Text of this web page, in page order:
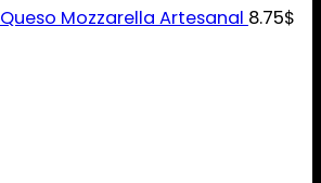
Queso Mozzarella Artesanal 8.75$